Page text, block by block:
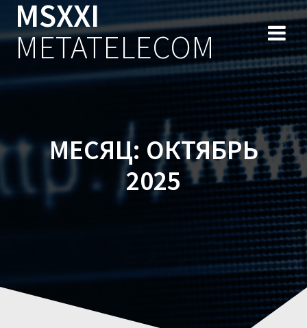
к
содержимому
MSXXI
METATELECOM
МЕСЯЦ: ОКТЯБРЬ
2025